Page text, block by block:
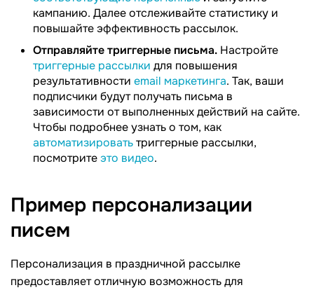
кампанию. Далее отслеживайте статистику и
повышайте эффективность рассылок.
Отправляйте триггерные письма. Настройте
триггерные рассылки для повышения
результативности email маркетинга. Так, ваши
подписчики будут получать письма в
зависимости от выполненных действий на сайте.
Чтобы подробнее узнать о том, как
автоматизироватьтриггерные рассылки,
посмотритеэто видео.
Пример персонализации
писем
Персонализация в праздничной рассылке
предоставляет отличную возможность для